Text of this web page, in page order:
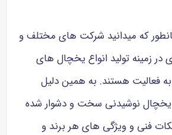
که میدانید شرکت های مختلف و
در زمینه تولید انواع یخچال های
فعالیت هستند. به همین دلیل
یخچال نوشیدنی سخت و دشوار شده
فنی و ویژگی های هر برند و